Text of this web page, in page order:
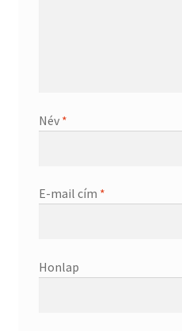
Név *
E-mail cím *
Honlap